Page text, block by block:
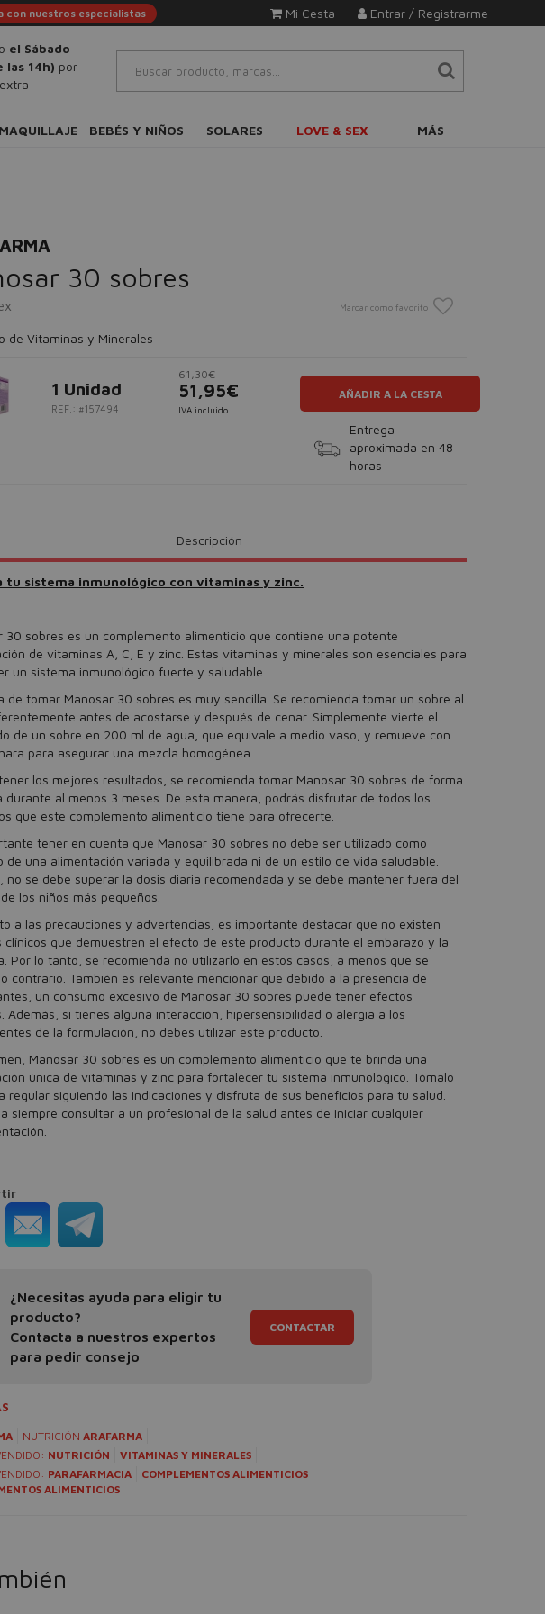
con nuestros especialistas Entrar / Registrarme
Mi Cesta
el Sábado
las 14h)por
MAQUILLAJE BEBÉS Y NIÑOS SOLARES LOVE & SEX MÁS
30 sobres
Marcar como favorito
de Vitaminas y Minerales
1 Unidad
REF.: #157494
61,30€
51,95€
IVA incluido
AÑADIR A LA CESTA
Entrega
aproximada en 48
horas
Descripción
tu sistema inmunológico con vitaminas y zinc.
30 sobres es un complemento alimenticio que contiene una potente
de vitaminas A, C, E y zinc. Estas vitaminas y minerales son esenciales para
un sistema inmunológico fuerte y saludable.
de tomar Manosar 30 sobres es muy sencilla. Se recomienda tomar un sobre al
antes de acostarse y después de cenar. Simplemente vierte el
de un sobre en 200 ml de agua, que equivale a medio vaso, y remueve con
para asegurar una mezcla homogénea.
los mejores resultados, se recomienda tomar Manosar 30 sobres de forma
durante al menos 3 meses. De esta manera, podrás disfrutar de todos los
que este complemento alimenticio tiene para ofrecerte.
tener en cuenta que Manosar 30 sobres no debe ser utilizado como
de una alimentación variada y equilibrada ni de un estilo de vida saludable.
no se debe superar la dosis diaria recomendada y se debe mantener fuera del
los niños más pequeños.
a las precauciones y advertencias, es importante destacar que no existen
clínicos que demuestren el efecto de este producto durante el embarazo y la
Por lo tanto, se recomienda no utilizarlo en estos casos, a menos que se
contrario. También es relevante mencionar que debido a la presencia de
un consumo excesivo de Manosar 30 sobres puede tener efectos
Además, si tienes alguna interacción, hipersensibilidad o alergia a los
de la formulación, no debes utilizar este producto.
Manosar 30 sobres es un complemento alimenticio que te brinda una
única de vitaminas y zinc para fortalecer tu sistema inmunológico. Tómalo
regular siguiendo las indicaciones y disfruta de sus beneficios para tu salud.
siempre consultar a un profesional de la salud antes de iniciar cualquier
¿Necesitas ayuda para eligir tu
producto?
Contacta a nuestros expertos
para pedir consejo
CONTACTAR
NUTRICIÓN ARAFARMA
NUTRICIÓN
VITAMINAS Y MINERALES
PARAFARMACIA
COMPLEMENTOS ALIMENTICIOS
ALIMENTICIOS